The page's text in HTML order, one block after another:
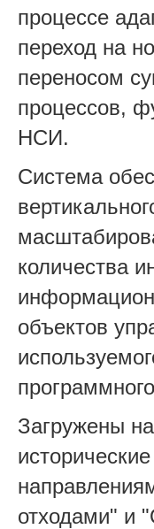
процессе
переход на
переносом
процессов,
НСИ.
Система
количества
объектов
Загружены
отходами" и